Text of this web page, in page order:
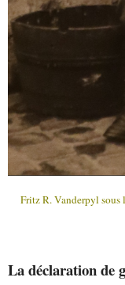
Fritz R. Vanderpyl sous
La déclaration de